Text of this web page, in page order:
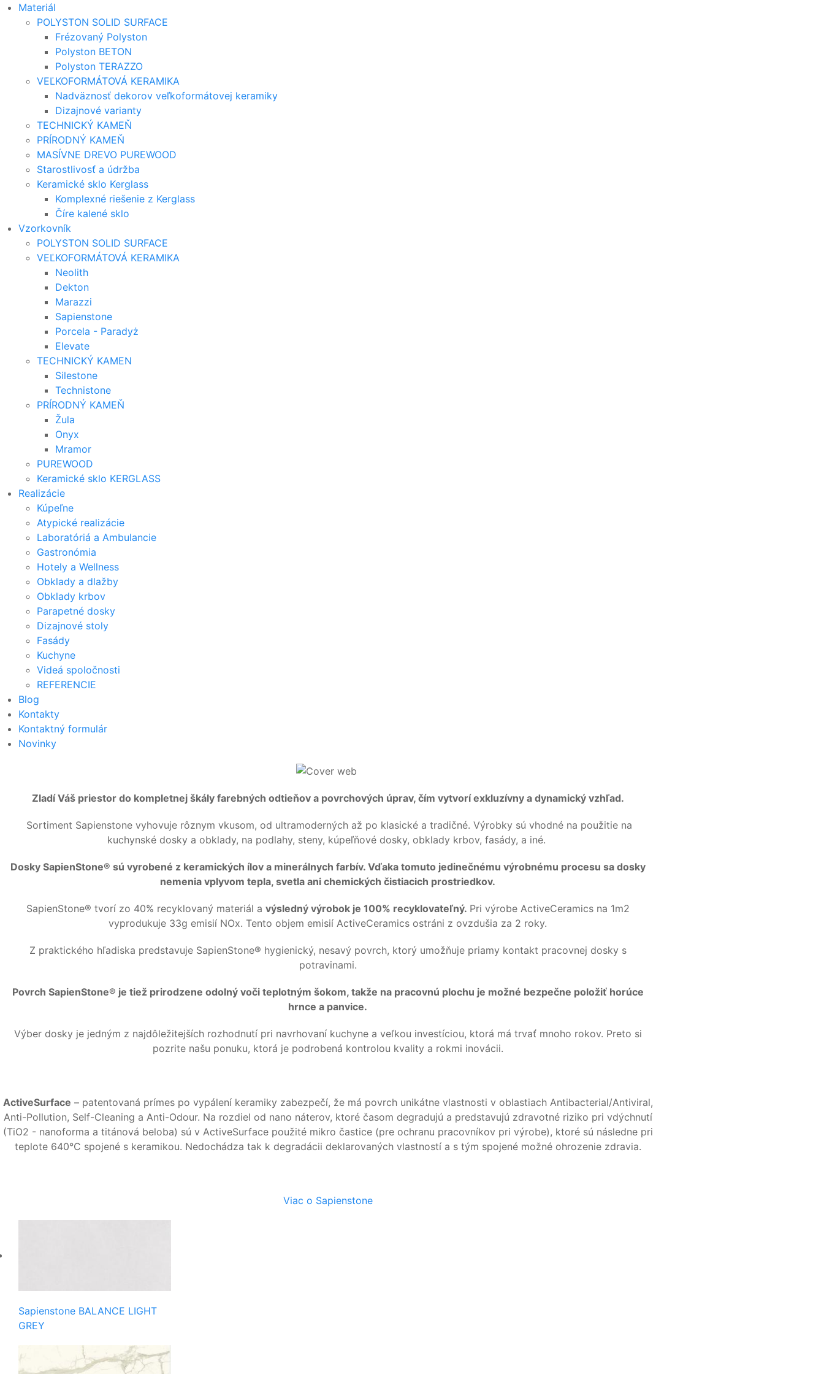
Materiál
POLYSTON SOLID SURFACE
Frézovaný Polyston
Polyston BETON
Polyston TERAZZO
VEĽKOFORMÁTOVÁ KERAMIKA
Nadväznosť dekorov veľkoformátovej keramiky
Dizajnové varianty
TECHNICKÝ KAMEŇ
PRÍRODNÝ KAMEŇ
MASÍVNE DREVO PUREWOOD
Starostlivosť a údržba
Keramické sklo Kerglass
Komplexné riešenie z Kerglass
Číre kalené sklo
Vzorkovník
POLYSTON SOLID SURFACE
VEĽKOFORMÁTOVÁ KERAMIKA
Neolith
Dekton
Marazzi
Sapienstone
Porcela - Paradyż
Elevate
TECHNICKÝ KAMEN
Silestone
Technistone
PRÍRODNÝ KAMEŇ
Žula
Onyx
Mramor
PUREWOOD
Keramické sklo KERGLASS
Realizácie
Kúpeľne
Atypické realizácie
Laboratóriá a Ambulancie
Gastronómia
Hotely a Wellness
Obklady a dlažby
Obklady krbov
Parapetné dosky
Dizajnové stoly
Fasády
Kuchyne
Videá spoločnosti
REFERENCIE
Blog
Kontakty
Kontaktný formulár
Novinky
Zladí Váš priestor do kompletnej škály farebných odtieňov a povrchových úprav, čím vytvorí exkluzívny a dynamický vzhľad.
Sortiment Sapienstone vyhovuje rôznym vkusom, od ultramoderných až po klasické a tradičné. Výrobky sú vhodné na použitie na
kuchynské dosky a obklady, na podlahy, steny, kúpeľňové dosky, obklady krbov, fasády, a iné.
Dosky SapienStone® sú vyrobené z keramických ílov a minerálnych farbív. Vďaka tomuto jedinečnému výrobnému procesu sa dosky
nemenia vplyvom tepla, svetla ani chemických čistiacich prostriedkov.
SapienStone® tvorí zo 40% recyklovaný materiál a výsledný výrobok je 100% recyklovateľný. Pri výrobe ActiveCeramics na 1m2
vyprodukuje 33g emisií NOx. Tento objem emisií ActiveCeramics ostráni z ovzdušia za 2 roky.
Z praktického hľadiska predstavuje SapienStone® hygienický, nesavý povrch, ktorý umožňuje priamy kontakt pracovnej dosky s
potravinami.
Povrch SapienStone® je tiež prirodzene odolný voči teplotným šokom, takže na pracovnú plochu je možné bezpečne položiť horúce
hrnce a panvice.
Výber dosky je jedným z najdôležitejších rozhodnutí pri navrhovaní kuchyne a veľkou investíciou, ktorá má trvať mnoho rokov. Preto si
pozrite našu ponuku, ktorá je podrobená kontrolou kvality a rokmi inovácii.
ActiveSurface – patentovaná prímes po vypálení keramiky zabezpečí, že má povrch unikátne vlastnosti v oblastiach Antibacterial/Antiviral,
Anti-Pollution, Self-Cleaning a Anti-Odour. Na rozdiel od nano náterov, ktoré časom degradujú a predstavujú zdravotné riziko pri vdýchnutí
(TiO2 - nanoforma a titánová beloba) sú v ActiveSurface použité mikro častice (pre ochranu pracovníkov pri výrobe), ktoré sú následne pri
teplote 640°C spojené s keramikou. Nedochádza tak k degradácii deklarovaných vlastností a s tým spojené možné ohrozenie zdravia.
Viac o Sapienstone
Sapienstone BALANCE LIGHT
GREY